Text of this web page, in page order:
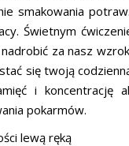
smakowania
Świetnym
za nasz
się twoją
i koncentrację
pokarmów.
lewą ręką